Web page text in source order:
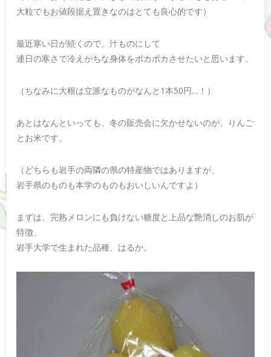
大粒でもお値段据え置きなのはとても良心的です）
最近寒い日が続くので、汁ものにして
連日の寒さで冷えがちな身体をポカポカさせたいと思います。
（ちなみに大根は立派なものがなんと1本50円…！）
あとはなんといっても、冬の販売会に欠かせないのが、りんご
とお米です。
（どちらも岩手の両隣の県の特産物ではありますが、
岩手県のものも本学のものもおいしいんですよ）
まずは、完熟メロンにも負けない糖度と上品な艶消しのお肌が
特徴、
岩手大学で生まれた品種、はるか。